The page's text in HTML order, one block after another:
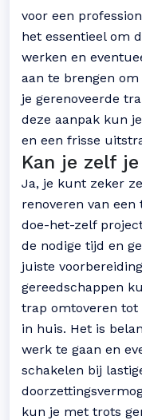
voor een
het essentieel om
werken en
aan te brengen
je gerenoveerde
deze aanpak kun
en een frisse
Kan je zelf
Ja, je kunt zeker
renoveren van
doe-het-zelf
de nodige tijd en
juiste
gereedschappen
trap omtoveren tot
in huis. Het is
werk te gaan en
schakelen bij
kun je met trots